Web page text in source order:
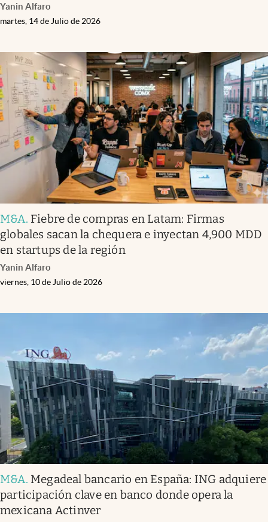
Yanin Alfaro
martes, 14 de Julio de 2026
M&A. Fiebre de compras en Latam: Firmas
globales sacan la chequera e inyectan 4,900 MDD
en startups de la región
Yanin Alfaro
viernes, 10 de Julio de 2026
M&A. Megadeal bancario en España: ING adquiere
participación clave en banco donde opera la
mexicana Actinver